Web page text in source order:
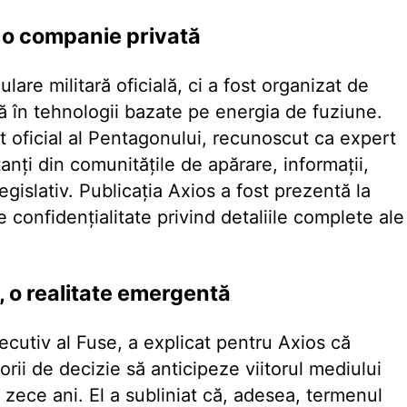
companie privată
militară oficială, ci a fost organizat de
în tehnologii bazate pe energia de fuziune.
oficial al Pentagonului, recunoscut ca expert
din comunitățile de apărare, informații,
Publicația Axios a fost prezentă la
confidențialitate privind detaliile complete ale
realitate emergentă
al Fuse, a explicat pentru Axios că
de decizie să anticipeze viitorul mediului
ani. El a subliniat că, adesea, termenul